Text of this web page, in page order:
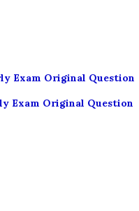
Exam Original Question
Exam Original Question